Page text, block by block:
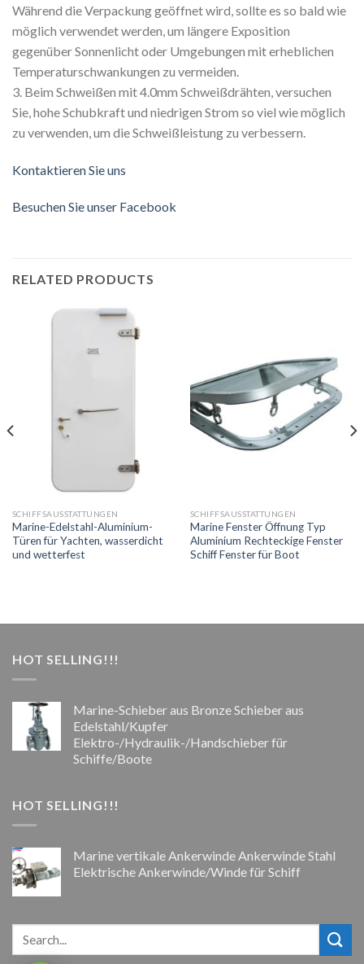
Während die Verpackung geöffnet wird, sollte es so bald wie
möglich verwendet werden, um längere Exposition
gegenüber Sonnenlicht oder Umgebungen mit erheblichen
Temperaturschwankungen zu vermeiden.
3. Beim Schweißen mit 4.0mm Schweißdrähten, versuchen
Sie, hohe Schubkraft und niedrigen Strom so viel wie möglich
zu verwenden, um die Schweißleistung zu verbessern.
Kontaktieren Sie uns
Besuchen Sie unser Facebook
RELATED PRODUCTS
SCHIFFSAUSSTATTUNGEN
Marine-Edelstahl-Aluminium-
Türen für Yachten, wasserdicht
und wetterfest
SCHIFFSAUSSTATTUNGEN
Marine Fenster Öffnung Typ
Aluminium Rechteckige Fenster
Schiff Fenster für Boot
HOT SELLING!!!
Marine-Schieber aus Bronze Schieber aus
Edelstahl/Kupfer
Elektro-/Hydraulik-/Handschieber für
Schiffe/Boote
HOT SELLING!!!
Marine vertikale Ankerwinde Ankerwinde Stahl
Elektrische Ankerwinde/Winde für Schiff